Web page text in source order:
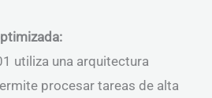
utiliza una arquitectura
procesar tareas de alta